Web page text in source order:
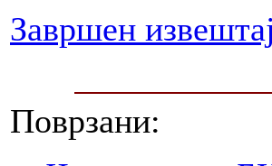
Завршен
Поврзани: